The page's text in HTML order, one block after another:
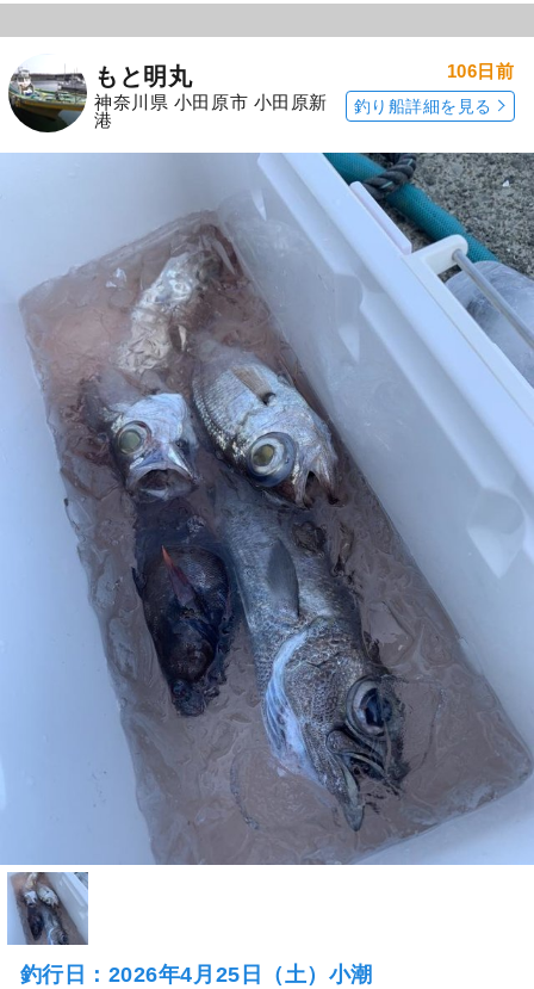
もと明丸
神奈川県 小田原市 小田原新
港
106日前
釣り船詳細を見る
釣行日：2026年4月25日（土）小潮